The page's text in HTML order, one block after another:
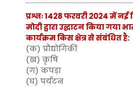
प्रश्नः 1428 फरवरी 2024 में नई
मोदी द्वारा उद्घाटन किया गया
कार्यक्रम किस क्षेत्र से संबंधित है:
(क) प्रौद्योगिकी
(ख) कृषि
(ग) कपड़ा
(घ) पर्यटन